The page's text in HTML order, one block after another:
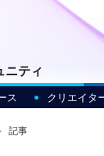
ニティ
ス クリエイタ
› 記事